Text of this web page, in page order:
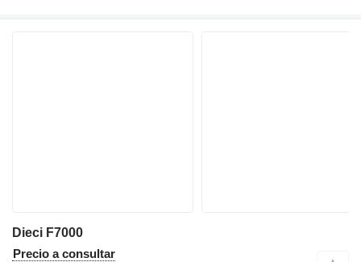
Dieci F7000
Precio a consultar